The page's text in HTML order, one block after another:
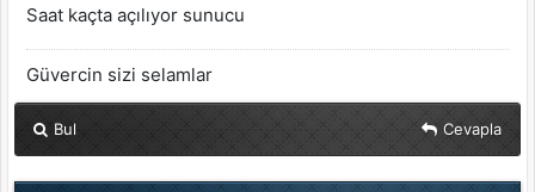
Saat kaçta açılıyor sunucu
Güvercin sizi selamlar
Bul Cevapla